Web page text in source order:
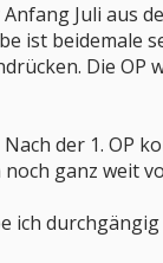
Juli aus
ist beidemale
Die OP
der 1. OP
ganz weit
ich